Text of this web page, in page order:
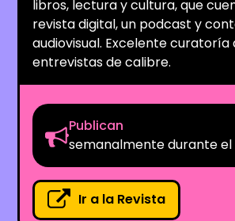
libros, lectura y cultura, que
revista digital, un podcast y
audiovisual. Excelente curatoría
entrevistas de calibre.
Publican
semanalmente durante el
Ir a la Revista